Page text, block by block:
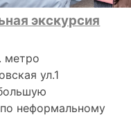
экскурсия
метро
ул.1
неформальному